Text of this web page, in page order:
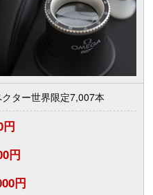
ター世界限定7,007本
円
円
円